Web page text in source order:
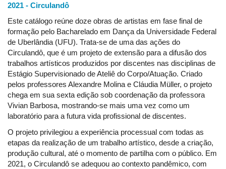
2021 - Circulandô
Este catálogo reúne doze obras de artistas em fase final de
formação pelo Bacharelado em Dança da Universidade Federal
de Uberlândia (UFU). Trata-se de uma das ações do
Circulandô, que é um projeto de extensão para a difusão dos
trabalhos artísticos produzidos por discentes nas disciplinas de
Estágio Supervisionado de Ateliê do Corpo/Atuação. Criado
pelos professores Alexandre Molina e Cláudia Müller, o projeto
chega em sua sexta edição sob coordenação da professora
Vivian Barbosa, mostrando-se mais uma vez como um
laboratório para a futura vida profissional de discentes.
O projeto privilegiou a experiência processual com todas as
etapas da realização de um trabalho artístico, desde a criação,
produção cultural, até o momento de partilha com o público. Em
2021, o Circulandô se adequou ao contexto pandêmico, com